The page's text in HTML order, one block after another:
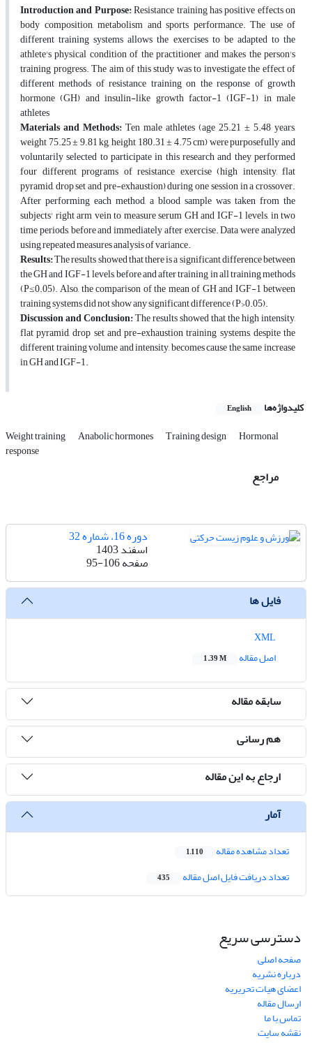
Introduction and Purpose:Resistance training has positive effects on
body composition, metabolism and sports performance. The use of
different training systems allows the exercises to be adapted to the
athlete's physical condition of the practitioner and makes the person's
training progress. The aim of this study was to investigate the effect of
different methods of resistance training on the response of growth
hormone (GH) and insulin-like growth factor-1 (IGF-1) in male
athletes
Materials and Methods:Ten male athletes (age 25.21 ± 5.48 years,
weight 75.25 ± 9.81 kg, height 180.31 ± 4.75 cm) were purposefully and
voluntarily selected to participate in this research and they performed
four different programs of resistance exercise (high intensity, flat
pyramid, drop set and pre-exhaustion) during one session in a crossover.
After performing each method, a blood sample was taken from the
subjects' right arm vein to measure serum GH and IGF-1 levels, in two
time periods, before and immediately after exercise. Data were analyzed
using repeated measures analysis of variance.
Results:The results showed that there is a significant difference between
the GH and IGF-1 levels, before and after training in all training methods
(P≤0.05). Also, the comparison of the mean of GH and IGF-1 between
training systems did not show any significant difference (P>0.05).
Discussion and Conclusion:The results showed that the high intensity,
flat pyramid, drop set and pre-exhaustion training systems, despite the
different training volume and intensity, becomes cause the same increase
in GH and IGF-1.
کلیدواژه‌ها English
Weight training Anabolic hormones Training design Hormonal
response
مراجع
دوره 16، شماره 32
اسفند 1403
صفحه95-106
فایل ها
اصل مقاله
1.39 M
سابقه مقاله
هم رسانی
ارجاع به این مقاله
آمار
تعداد مشاهده مقاله 1,110
تعداد دریافت فایل اصل مقاله 435
دسترسی سریع
صفحه اصلی
درباره نشریه
اعضای هیات تحریریه
ارسال مقاله
تماس با ما
نقشه سایت